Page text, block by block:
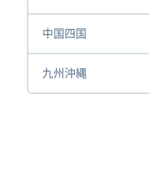
中国四国
九州沖縄